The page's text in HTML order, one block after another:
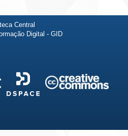
Central
Digital - GID